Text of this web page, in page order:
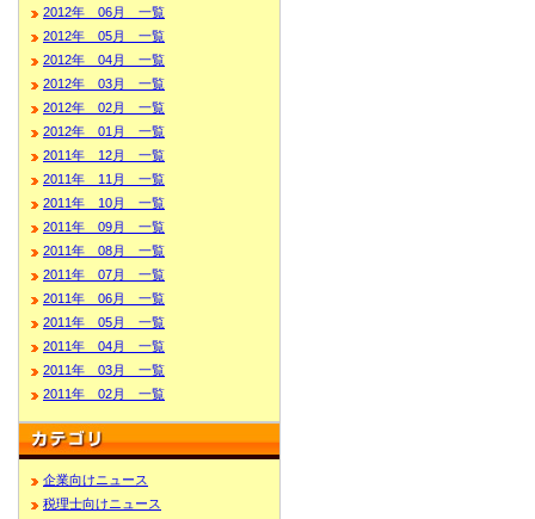
2012年 06月 一覧
2012年 05月 一覧
2012年 04月 一覧
2012年 03月 一覧
2012年 02月 一覧
2012年 01月 一覧
2011年 12月 一覧
2011年 11月 一覧
2011年 10月 一覧
2011年 09月 一覧
2011年 08月 一覧
2011年 07月 一覧
2011年 06月 一覧
2011年 05月 一覧
2011年 04月 一覧
2011年 03月 一覧
2011年 02月 一覧
企業向けニュース
税理士向けニュース